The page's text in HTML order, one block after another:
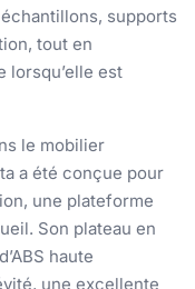
supports
tout en
lorsqu’elle est
le mobilier
a été conçue pour
une plateforme
Son plateau en
haute
une excellente